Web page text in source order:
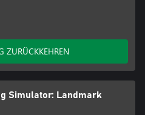
ZURÜCKKEHREN
Simulator: Landmark